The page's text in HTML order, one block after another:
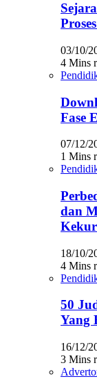
03/10/
4 Mins
Fase
07/12/
1 Mins
dan
18/10/
4 Mins
50
Yang
16/12/
3 Mins